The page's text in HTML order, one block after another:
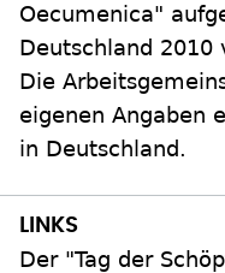
Oecumenica"
Deutschland 2010
Die
eigenen Angaben
in Deutschland.
Der "Tag der